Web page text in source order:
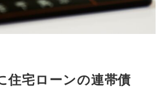
住宅ローンの連帯債